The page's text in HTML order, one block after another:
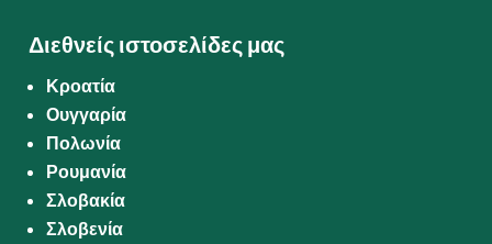
Διεθνείς ιστοσελίδες μας
Κροατία
Ουγγαρία
Πολωνία
Ρουμανία
Σλοβακία
Σλοβενία